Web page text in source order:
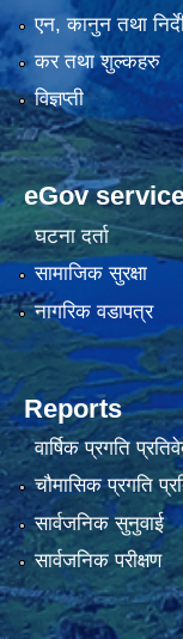
एन, कानुन तथा
कर तथा शुल्कहरु
विज्ञप्ती
eGov
घटना दर्ता
सामाजिक सुरक्षा
नागरिक वडापत्र
Reports
वार्षिक प्रगति
चौमासिक प्रगति
सार्वजनिक सुनुवाई
सार्वजनिक परीक्षण